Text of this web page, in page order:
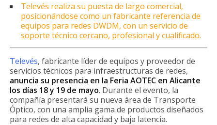
Televés realiza su puesta de largo comercial,
posicionándose como un fabricante referencia de
equipos para redes DWDM, con un servicio de
soporte técnico cercano, profesional y cualificado.
Televés, fabricante líder de equipos y proveedor de
servicios técnicos para infraestructuras de redes,
anuncia su presencia en la Feria AOTEC en Alicante
los días 18 y 19 de mayo. Durante el evento, la
compañía presentará su nueva área de Transporte
Óptico, con una amplia gama de productos diseñados
para redes de alta capacidad y baja latencia.